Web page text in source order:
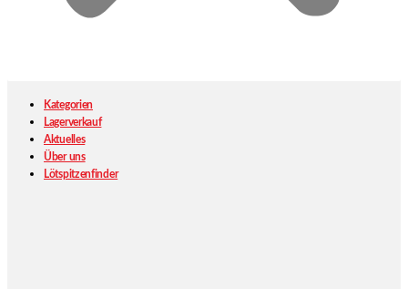
Kategorien
Lagerverkauf
Aktuelles
Über uns
Lötspitzenfinder